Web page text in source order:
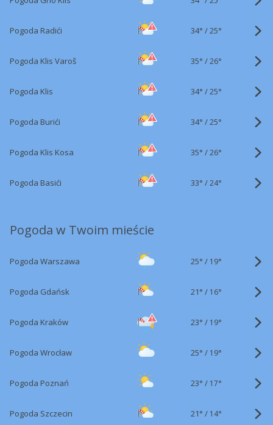
Pogoda Radići 34° /25°
Pogoda Klis Varoš 35° /26°
Pogoda Klis 34° /25°
Pogoda Burići 34° /25°
Pogoda Klis Kosa 35° /26°
Pogoda Basići 33° /24°
Pogoda w Twoim mieście
Pogoda Warszawa 25° / 19°
Pogoda Gdańsk 21° / 16°
Pogoda Kraków 23° / 19°
Pogoda Wrocław 25° / 19°
Pogoda Poznań 23° / 17°
Pogoda Szczecin 21° / 14°